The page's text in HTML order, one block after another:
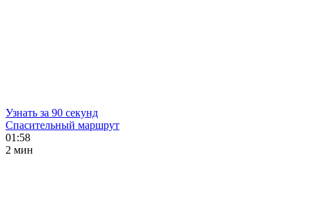
Узнать за 90 секунд
Спасительный маршрут
01:58
2 мин